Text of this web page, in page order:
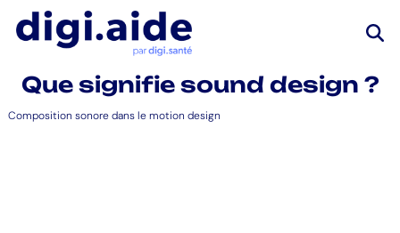
Que signifie sound design ?
Composition sonore dans le motion design